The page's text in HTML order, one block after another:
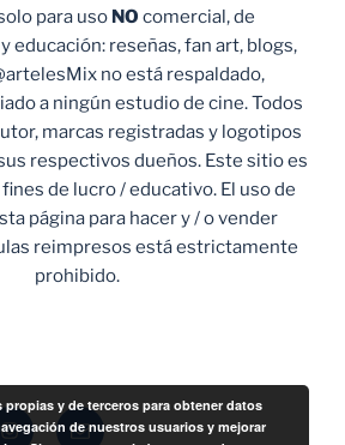
para uso NO comercial, de
educación: reseñas, fan art, blogs,
no está respaldado,
a ningún estudio de cine. Todos
marcas registradas y logotipos
respectivos dueños. Este sitio es
de lucro / educativo. El uso de
página para hacer y / o vender
reimpresos está estrictamente
prohibido.
InstagramCorreo
y de terceros para obtener datos
de nuestros usuarios y mejorar